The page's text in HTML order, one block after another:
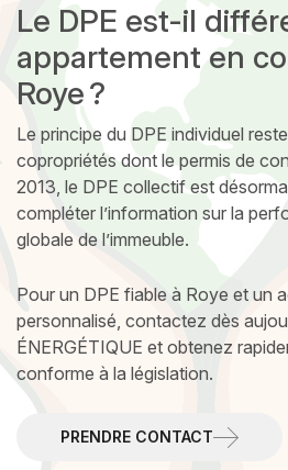
Le DPE est-il
appartement en
Roye ?
Le principe du DPE individuel
copropriétés dont le permis de
2013, le DPE collectif est
compléter l’information sur la
globale de l’immeuble.
Pour un DPE fiable à Roye et un
personnalisé, contactez dès
ÉNERGÉTIQUE et obtenez
conforme à la législation.
PRENDRE CONTACT